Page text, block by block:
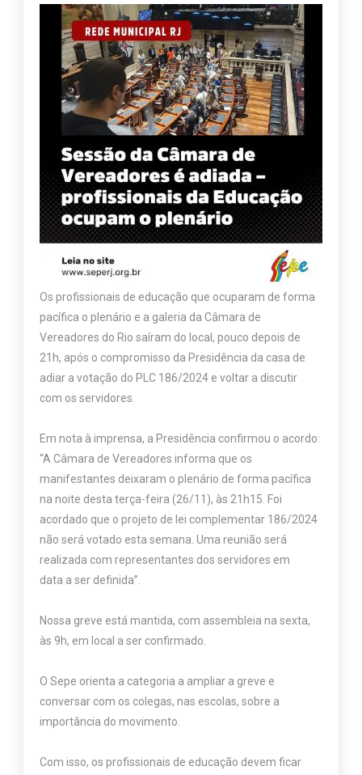
Os profissionais de educação que ocuparam de forma
pacífica o plenário e a galeria da Câmara de
Vereadores do Rio saíram do local, pouco depois de
21h, após o compromisso da Presidência da casa de
adiar a votação do PLC 186/2024 e voltar a discutir
com os servidores.
Em nota à imprensa, a Presidência confirmou o acordo:
“A Câmara de Vereadores informa que os
manifestantes deixaram o plenário de forma pacífica
na noite desta terça-feira (26/11), às 21h15. Foi
acordado que o projeto de lei complementar 186/2024
não será votado esta semana. Uma reunião será
realizada com representantes dos servidores em
data a ser definida”.
Nossa greve está mantida, com assembleia na sexta,
às 9h, em local a ser confirmado.
O Sepe orienta a categoria a ampliar a greve e
conversar com os colegas, nas escolas, sobre a
importância do movimento.
Com isso, os profissionais de educação devem ficar